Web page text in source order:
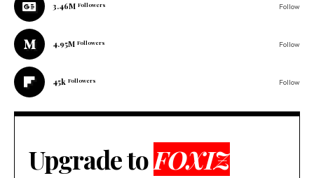
3.46M Followers Follow
4.95M Followers Follow
45k Followers Follow
Upgrade toFOXIZ